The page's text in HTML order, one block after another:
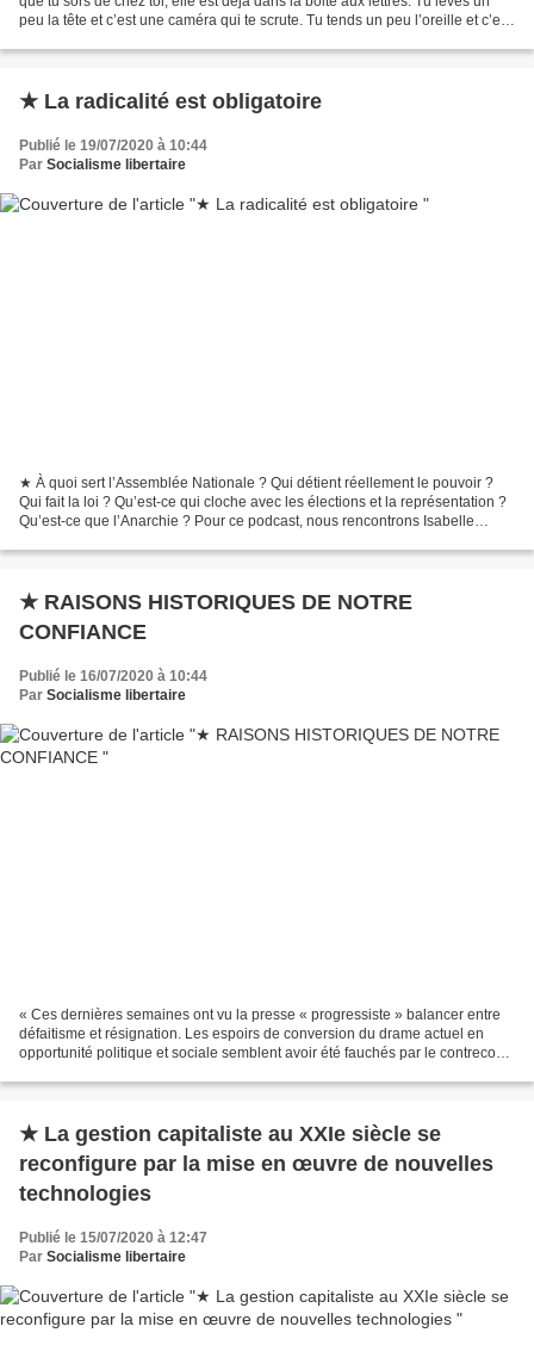
peu la tête et c’est une caméra qui te scrute. Tu tends un peu l’oreille et c’est
★ La radicalité est obligatoire
Publié le 19/07/2020 à 10:44
Par Socialisme libertaire
★ À quoi sert l’Assemblée Nationale ? Qui détient réellement le pouvoir ?
Qui fait la loi ? Qu’est-ce qui cloche avec les élections et la représentation ?
Qu’est-ce que l’Anarchie ? Pour ce podcast, nous rencontrons Isabelle
★ RAISONS HISTORIQUES DE NOTRE
CONFIANCE
Publié le 16/07/2020 à 10:44
Par Socialisme libertaire
« Ces dernières semaines ont vu la presse « progressiste » balancer entre
défaitisme et résignation. Les espoirs de conversion du drame actuel en
opportunité politique et sociale semblent avoir été fauchés par le contrecoup
★ La gestion capitaliste au XXIe siècle se
reconfigure par la mise en œuvre de nouvelles
technologies
Publié le 15/07/2020 à 12:47
Par Socialisme libertaire